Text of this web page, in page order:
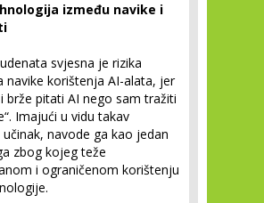
između navike i
svjesna je rizika
navike korištenja AI-alata, jer
brže pitati AI nego sam tražiti
Imajući u vidu takav
navode ga kao jedan
zbog kojeg teže
i ograničenom korištenju